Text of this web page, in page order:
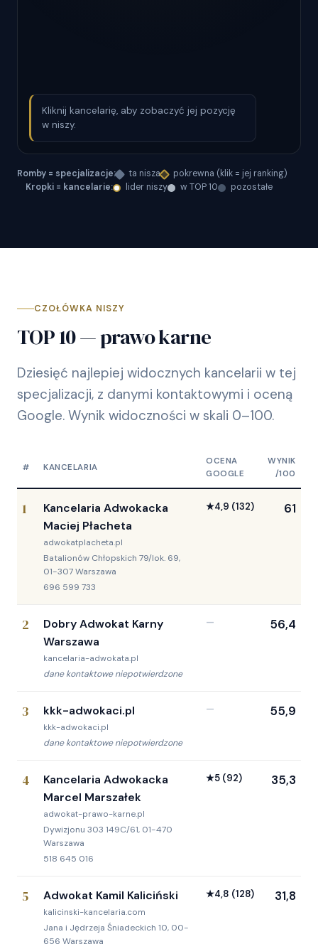
Kliknij kancelarię, aby zobaczyć jej pozycję
w niszy.
Romby = specjalizacje: ta nisza
pokrewna (klik = jej ranking)
Kropki = kancelarie:
lider niszy w TOP 10 pozostałe
CZOŁÓWKA NISZY
TOP 10 — prawo karne
Dziesięć najlepiej widocznych kancelarii w tej
specjalizacji, z danymi kontaktowymi i oceną
Google. Wynik widoczności w skali 0–100.
# KANCELARIA
OCENA
GOOGLE
WYNIK
/100
1
Kancelaria Adwokacka
Maciej Płacheta
adwokatplacheta.pl
Batalionów Chłopskich 79/lok. 69,
01-307 Warszawa
696 599 733
★4,9 (132) 61
2
Dobry Adwokat Karny
Warszawa
kancelaria-adwokata.pl
dane kontaktowe niepotwierdzone
— 56,4
3 kkk-adwokaci.pl
kkk-adwokaci.pl
dane kontaktowe niepotwierdzone
— 55,9
4
Kancelaria Adwokacka
Marcel Marszałek
adwokat-prawo-karne.pl
Dywizjonu 303 149C/61, 01-470
Warszawa
518 645 016
★5 (92) 35,3
5 Adwokat Kamil Kaliciński
kalicinski-kancelaria.com
Jana i Jędrzeja Śniadeckich 10, 00-
656 Warszawa
★4,8 (128) 31,8